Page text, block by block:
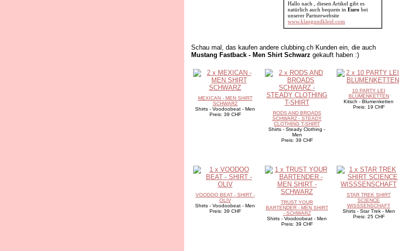
Hallo nach , diesen Artikel gibt es
natürlich auch bequem in Euro bei
unserer Partnerwebsite
www.klangundkleid.com
Schau mal, das kaufen andere clubbing.ch Kunden ein, die auch
Mustang Fastback - Men Shirt Schwarz gekauft haben :)
MEXICAN - MEN SHIRT
SCHWARZ
Shirts - Voodoobeat - Men
Preis: 39 CHF
RODS AND BROADS
SCHWARZ - STEADY
CLOTHING T-SHIRT
Shirts - Steady Clothing -
Men
Preis: 39 CHF
10 PARTY LEI
BLUMENKETTEN
Kitsch - Blumenketten
Preis: 19 CHF
VOODOO BEAT - SHIRT -
OLIV
Shirts - Voodoobeat - Men
Preis: 39 CHF
TRUST YOUR
BARTENDER - MEN SHIRT
- SCHWARZ
Shirts - Voodoobeat - Men
Preis: 39 CHF
STAR TREK SHIRT
SCIENCE
WISSSENSCHAFT
Shirts - Star Trek - Men
Preis: 25 CHF